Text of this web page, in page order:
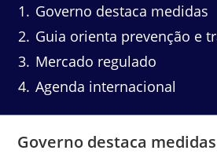
1
Governo destaca medidas
2 Guia orienta prevenção e
3 Mercado regulado
4 Agenda internacional
Governo destaca medidas